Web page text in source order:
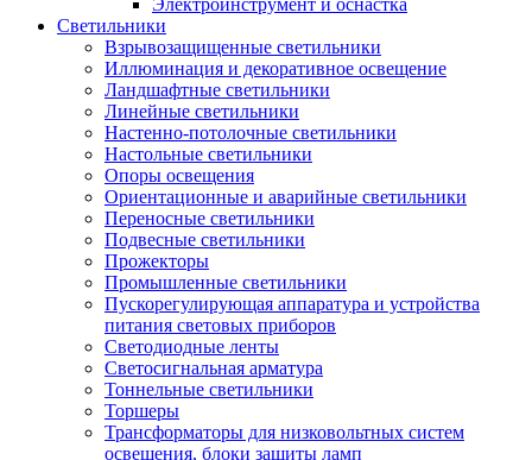
Светильники
Взрывозащищенные светильники
Иллюминация и декоративное освещение
Ландшафтные светильники
Линейные светильники
Настенно-потолочные светильники
Настольные светильники
Опоры освещения
Ориентационные и аварийные светильники
Переносные светильники
Подвесные светильники
Прожекторы
Промышленные светильники
Пускорегулирующая аппаратура и устройства
питания световых приборов
Светодиодные ленты
Светосигнальная арматура
Тоннельные светильники
Торшеры
Трансформаторы для низковольтных систем
освещения, блоки защиты ламп